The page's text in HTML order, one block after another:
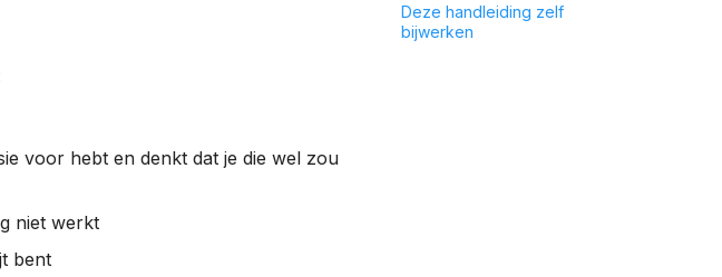
Deze handleiding zelf
bijwerken
voor hebt en denkt dat je die wel zou
niet werkt
bent